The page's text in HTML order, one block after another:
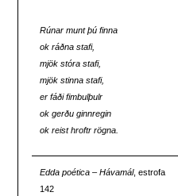
Rúnar munt þú finna
ok ráðna stafi,
mjök stóra stafi,
mjök stinna stafi,
er fáði fimbulþulr
ok gerðu ginnregin
ok reist hroftr rögna.
Edda poética– Hávamál, estrofa
142